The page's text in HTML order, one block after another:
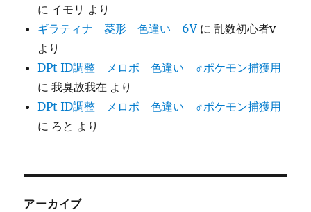
に イモリ より
ギラティナ 菱形 色違い 6V に乱数初心者v
より
DPt ID調整 メロボ 色違い ♂ポケモン捕獲用
に我臭故我在 より
DPt ID調整 メロボ 色違い ♂ポケモン捕獲用
に ろと より
アーカイブ